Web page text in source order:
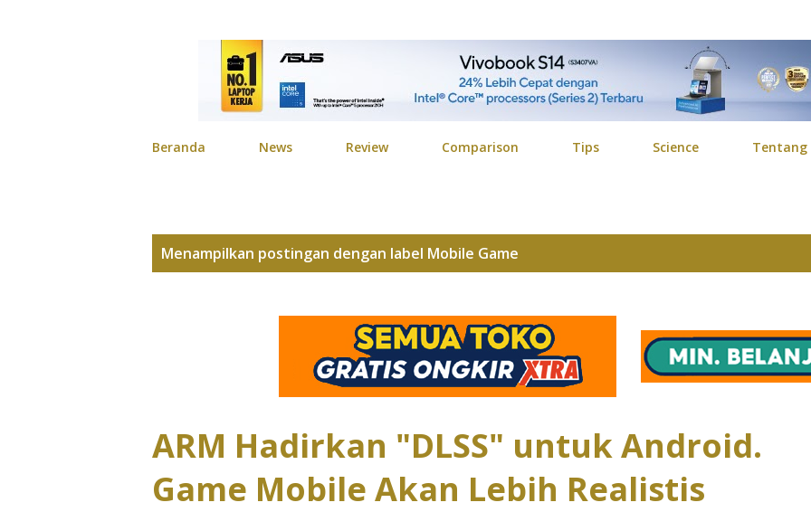
Beranda News Review Comparison Tips Science Tentang
Menampilkan postingan dengan label Mobile Game
ARM Hadirkan "DLSS" untuk Android.
Game Mobile Akan Lebih Realistis